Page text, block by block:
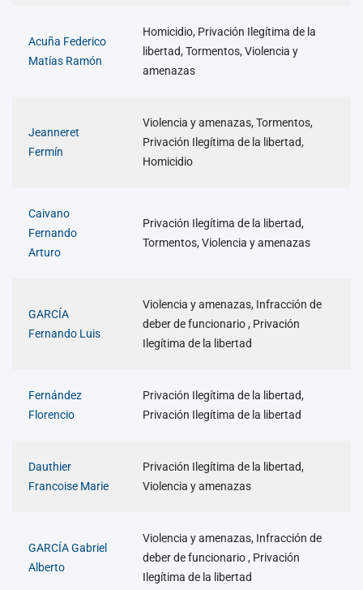
Acuña Federico
Matías Ramón
Homicidio, Privación Ilegítima de la
libertad, Tormentos, Violencia y
amenazas
Jeanneret
Fermín
Violencia y amenazas, Tormentos,
Privación Ilegítima de la libertad,
Homicidio
Caivano
Fernando
Arturo
Privación Ilegítima de la libertad,
Tormentos, Violencia y amenazas
GARCÍA
Fernando Luis
Violencia y amenazas, Infracción de
deber de funcionario , Privación
Ilegítima de la libertad
Fernández
Florencio
Privación Ilegítima de la libertad,
Privación Ilegítima de la libertad
Dauthier
Francoise Marie
Privación Ilegítima de la libertad,
Violencia y amenazas
GARCÍA Gabriel
Alberto
Violencia y amenazas, Infracción de
deber de funcionario , Privación
Ilegítima de la libertad